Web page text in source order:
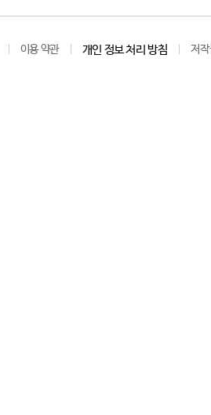
이용 약관 개인 정보 처리 방침 저